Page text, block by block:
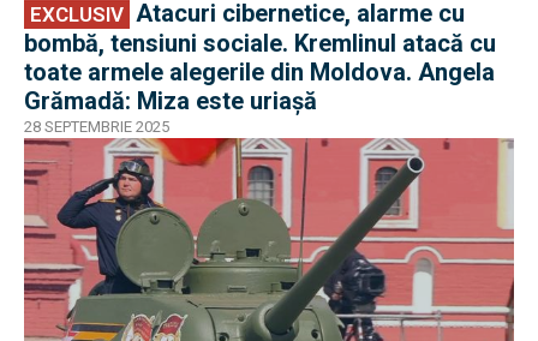
EXCLUSIV
bombă, tensiuni sociale. Kremlinul atacă cu
toate armele alegerile din Moldova. Angela
Grămadă: Miza este uriașă
28 SEPTEMBRIE 2025